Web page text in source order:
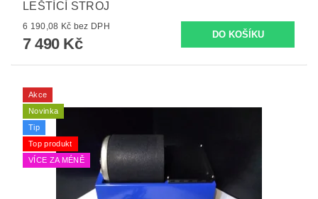
LEŠTÍCÍ STROJ
6 190,08 Kč bez DPH
7 490 Kč
Akce
Novinka
Tip
Top produkt
VÍCE ZA MÉNĚ